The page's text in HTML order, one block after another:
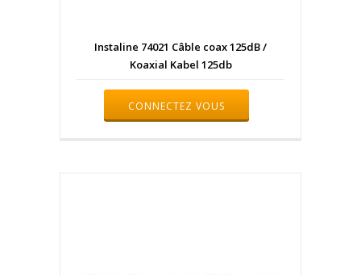
Instaline 74021 Câble coax 125dB /
Koaxial Kabel 125db
CONNECTEZ VOUS